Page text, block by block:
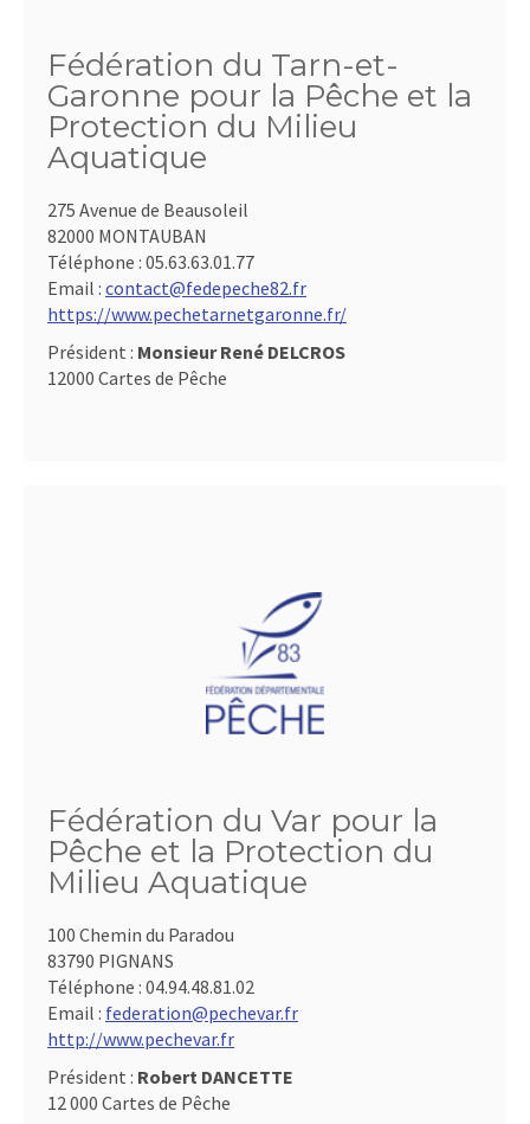
Fédération du Tarn-et-
Garonne pour la Pêche et la
Protection du Milieu
Aquatique
275 Avenue de Beausoleil
82000 MONTAUBAN
Téléphone : 05.63.63.01.77
Email : contact@fedepeche82.fr
https://www.pechetarnetgaronne.fr/
Président : Monsieur René DELCROS
12000 Cartes de Pêche
Fédération du Var pour la
Pêche et la Protection du
Milieu Aquatique
100 Chemin du Paradou
83790 PIGNANS
Téléphone : 04.94.48.81.02
Email : federation@pechevar.fr
http://www.pechevar.fr
Président : Robert DANCETTE
12 000 Cartes de Pêche